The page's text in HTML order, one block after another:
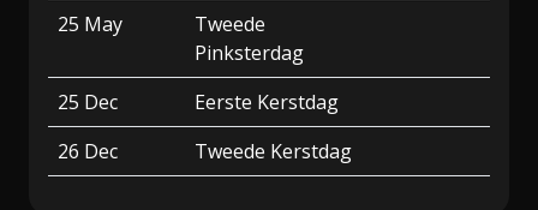
25 May
Tweede
Pinksterdag
25 Dec
Eerste Kerstdag
26 Dec
Tweede Kerstdag